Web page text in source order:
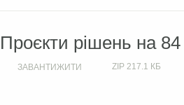
Проєкти рішень на 84
ЗАВАНТИЖИТИ ZIP 217.1 КБ